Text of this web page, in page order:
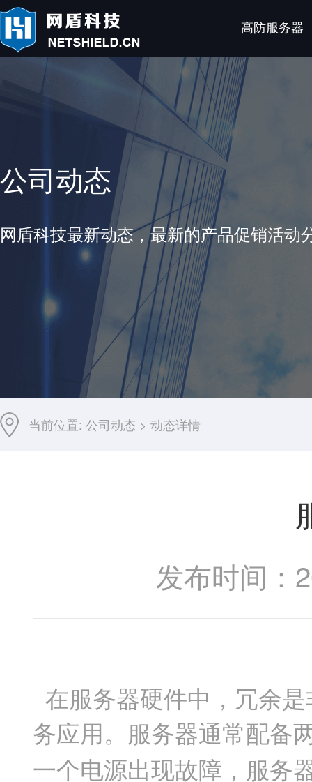
高防服务器
公司动态
网盾科技最新动态，最新的产品促销活
当前位置: 公司动态 > 动态详情
发布时间：
在服务器硬件中，冗余
务应用。服务器通常配备
一个电源出现故障，服务